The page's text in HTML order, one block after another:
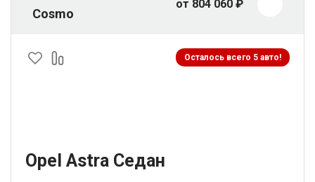
Cosmo
от 804 060 ₽
Осталось всего 5 авто!
Opel Astra Седан